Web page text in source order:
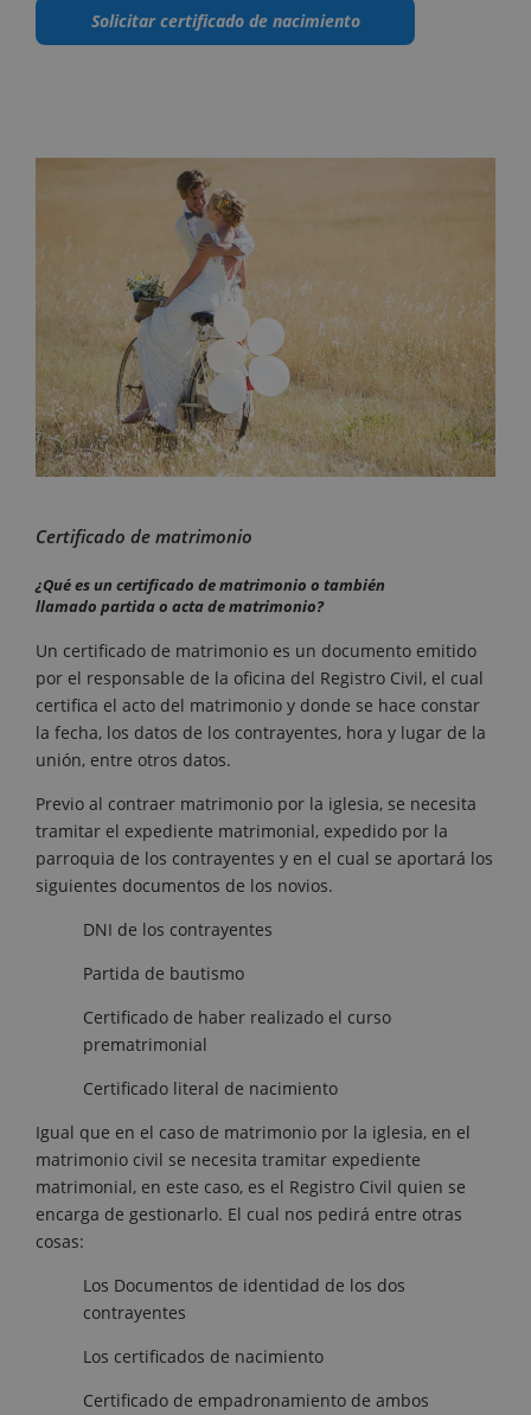
Solicitar certificado de nacimiento
Certificado de matrimonio
¿Quées un certificado de matrimonio o también
llamado partida o acta de matrimonio?
Un certificado de matrimonio es un documento emitido
por el responsable de la oficina del Registro Civil, el cual
certifica el acto del matrimonio y donde se hace constar
la fecha, los datos de los contrayentes, hora y lugar de la
unión, entre otros datos.
Previo al contraer matrimonio por la iglesia, se necesita
tramitar el expediente matrimonial, expedido por la
parroquia de los contrayentes y en el cual se aportará los
siguientes documentos de los novios.
DNI de los contrayentes
Partida de bautismo
Certificado de haber realizado el curso
prematrimonial
Certificado literal de nacimiento
Igual que en el caso de matrimonio por la iglesia, en el
matrimonio civil se necesita tramitar expediente
matrimonial, en este caso, es el Registro Civil quien se
encarga de gestionarlo. El cual nos pedirá entre otras
cosas:
Los Documentos de identidad de los dos
contrayentes
Los certificados de nacimiento
Certificado de empadronamiento de ambos